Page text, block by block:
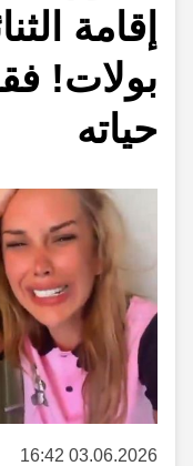
إقامة
بولات!
حياته
03.06.2026 16:42